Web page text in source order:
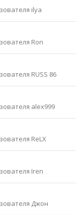
ilya
Ron
RUSS 86
alex999
ReLX
Iren
Джон